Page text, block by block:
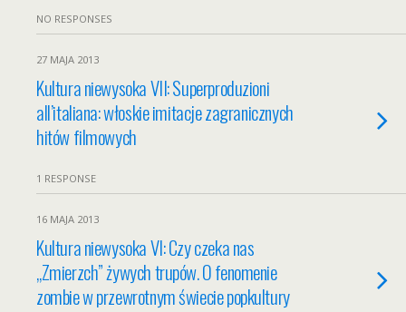
NO RESPONSES
27 MAJA 2013
Kultura niewysoka VII: Superproduzioni
all’italiana: włoskie imitacje zagranicznych
hitów filmowych
1 RESPONSE
16 MAJA 2013
Kultura niewysoka VI: Czy czeka nas
„Zmierzch” żywych trupów. O fenomenie
zombie w przewrotnym świecie popkultury